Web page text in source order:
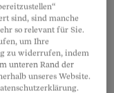
. Je nach
werden Sie
Abstriche
sind, sind manche
so relevant für Sie.
um Ihre
zu widerrufen, indem
unteren Rand der
unseres Website.